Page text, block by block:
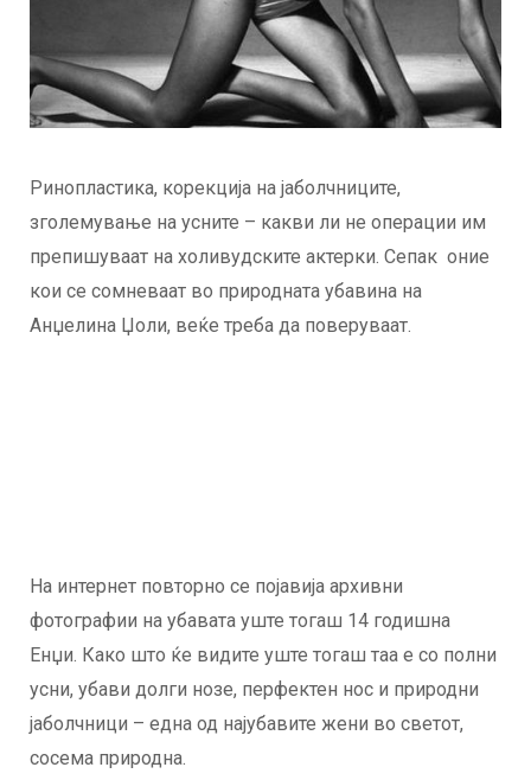
Ринопластика, корекција на јаболчниците,
зголемување на усните – какви ли не операции им
препишуваат на холивудските актерки. Сепак оние
кои се сомневаат во природната убавина на
Анџелина Џоли, веќе треба да поверуваат.
На интернет повторно се појавија архивни
фотографии на убавата уште тогаш 14 годишна
Енџи. Како што ќе видите уште тогаш таа е со полни
усни, убави долги нозе, перфектен нос и природни
јаболчници – една од најубавите жени во светот,
сосема природна.